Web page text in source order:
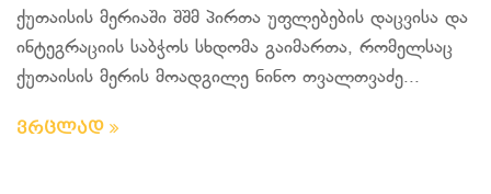
ქუთაისის მერიაში შშმ პირთა უფლებების დაცვისა და
ინტეგრაციის საბჭოს სხდომა გაიმართა, რომელსაც
ქუთაისის მერის მოადგილე ნინო თვალთვაძე...
ვრცლად